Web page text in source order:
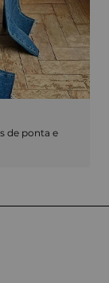
de ponta e